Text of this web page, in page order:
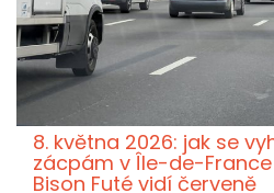
8. května 2026: jak se
zácpám v Île-de-
Bison Futé vidí červeně